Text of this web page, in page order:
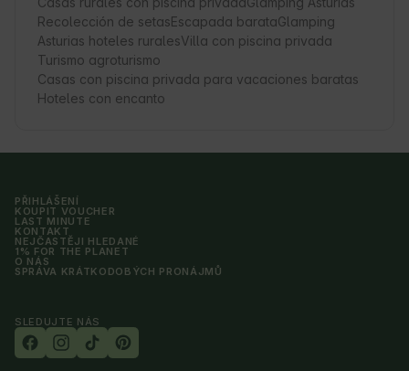
Recolección de setasEscapada barataGlamping
Asturias hoteles ruralesVilla con piscina privada
Turismo agroturismo
Casas con piscina privada para vacaciones baratas
Hoteles con encanto
PŘIHLÁŠENÍ
KOUPIT VOUCHER
LAST MINUTE
KONTAKT
NEJČASTĚJI HLEDANÉ
1% FOR THE PLANET
O NÁS
SPRÁVA KRÁTKODOBÝCH PRONÁJMŮ
SLEDUJTE NÁS